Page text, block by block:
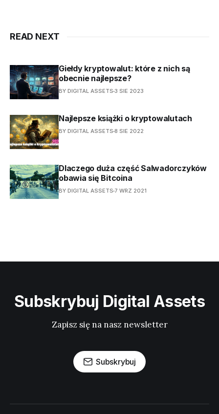
READ NEXT
Giełdy kryptowalut: które z nich są
obecnie najlepsze?
BY DIGITAL ASSETS 3 SIE 2023
Najlepsze książki o kryptowalutach
BY DIGITAL ASSETS 8 SIE 2022
Dlaczego duża część Salwadorczyków
obawia się Bitcoina
BY DIGITAL ASSETS 7 WRZ 2021
Subskrybuj Digital Assets
Zapisz się na nasz newsletter
Subskrybuj